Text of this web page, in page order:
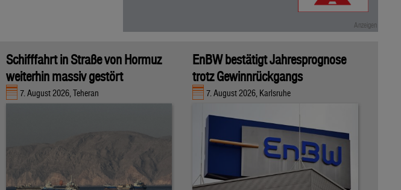
Schifffahrt in Straße von Hormuz
weiterhin massiv gestört
7. August 2026, Teheran
EnBW bestätigt Jahresprognose
trotz Gewinnrückgangs
7. August 2026, Karlsruhe